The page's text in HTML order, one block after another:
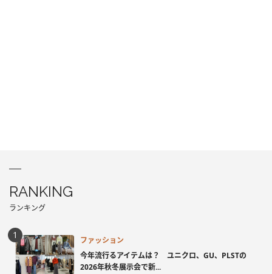
RANKING
ランキング
ファッション
今年流行るアイテムは？ ユニクロ、GU、PLSTの
2026年秋冬展示会で新...